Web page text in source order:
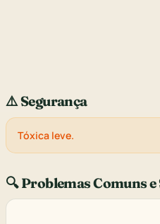
⚠️ Segurança
Tóxica leve.
🔍 Problemas Comuns e